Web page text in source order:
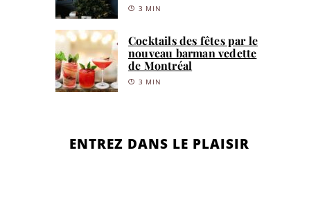
3 MIN
Cocktails des fêtes par le
nouveau barman vedette
de Montréal
3 MIN
ENTREZ DANS LE PLAISIR